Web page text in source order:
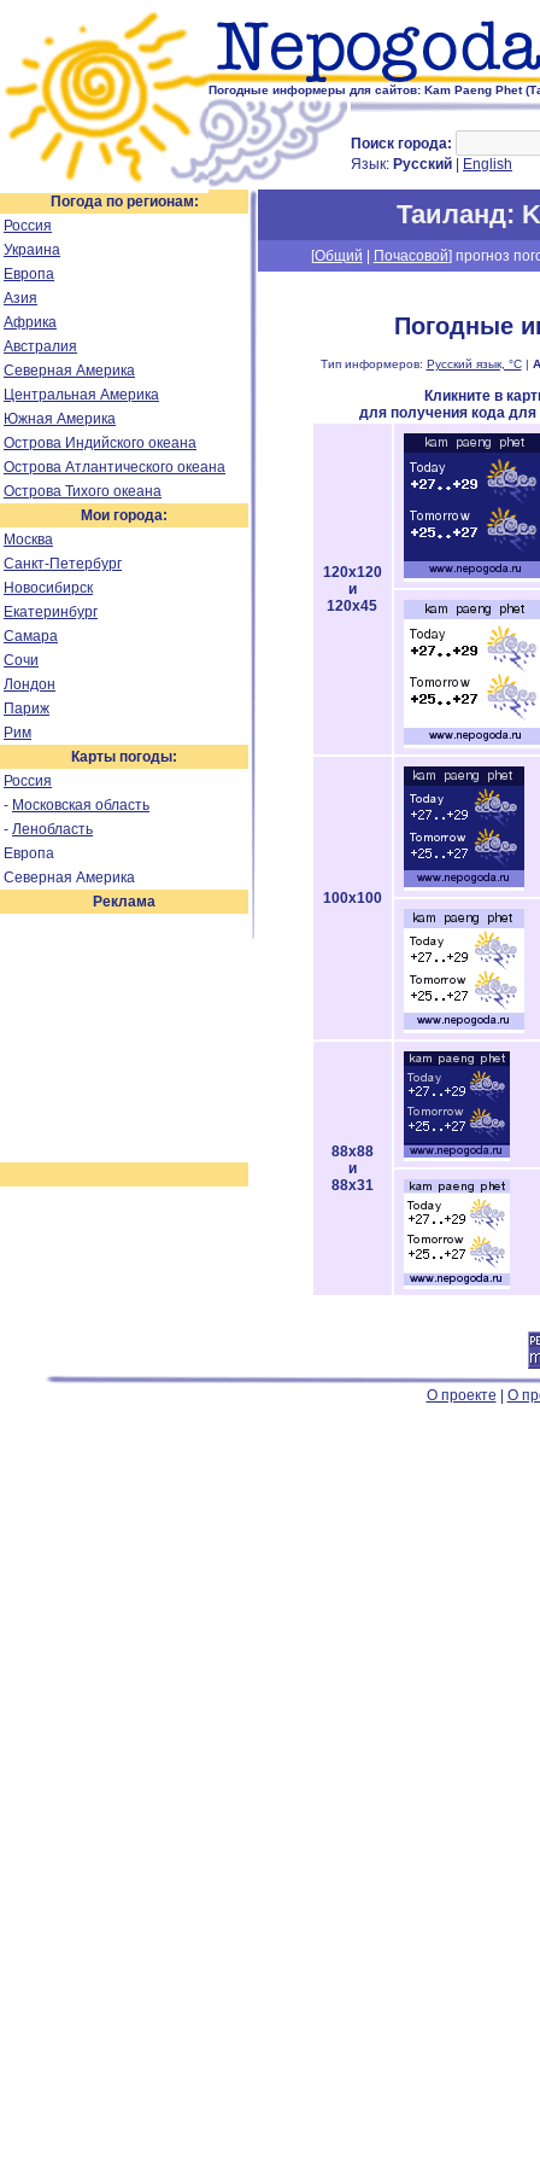
Погодные информеры для сайтов: Kam Paeng Phet
Поиск города:
Язык: Русский English
Погода по регионам:
Россия
Украина
Европа
Азия
Африка
Австралия
Северная Америка
Центральная Америка
Южная Америка
Острова Индийского океана
Острова Атлантического океана
Острова Тихого океана
Мои города:
Москва
Санкт-Петербург
Новосибирск
Екатеринбург
Самара
Сочи
Лондон
Париж
Рим
Карты погоды:
Россия
- Московская область
- Ленобласть
Европа
Северная Америка
Реклама
Таиланд:
[Общий Почасовой] прогноз
Погодные
Тип информеров: Русский язык, °C|
Кликните в
для получения кода
120x120
и
120x45
100x100
88x88
и
88x31
О проекте О